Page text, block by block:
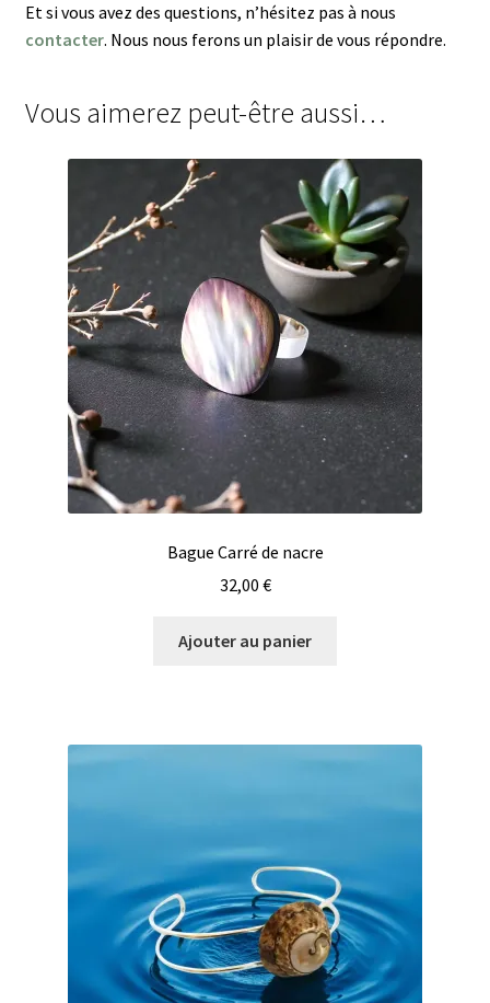
Et si vous avez des questions, n’hésitez pas à nous
contacter. Nous nous ferons un plaisir de vous répondre.
Vous aimerez peut-être aussi…
Bague Carré de nacre
32,00 €
Ajouter au panier